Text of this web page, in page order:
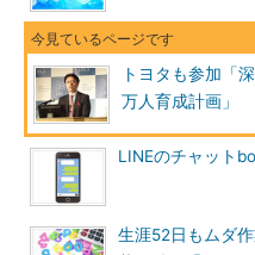
トヨタも参加「
万人育成計画」
LINEのチャット
生涯52日もムダ